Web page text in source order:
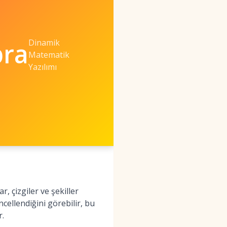
Dinamik
Matematik
Yazılımı
çizgiler ve şekiller
görebilir, bu